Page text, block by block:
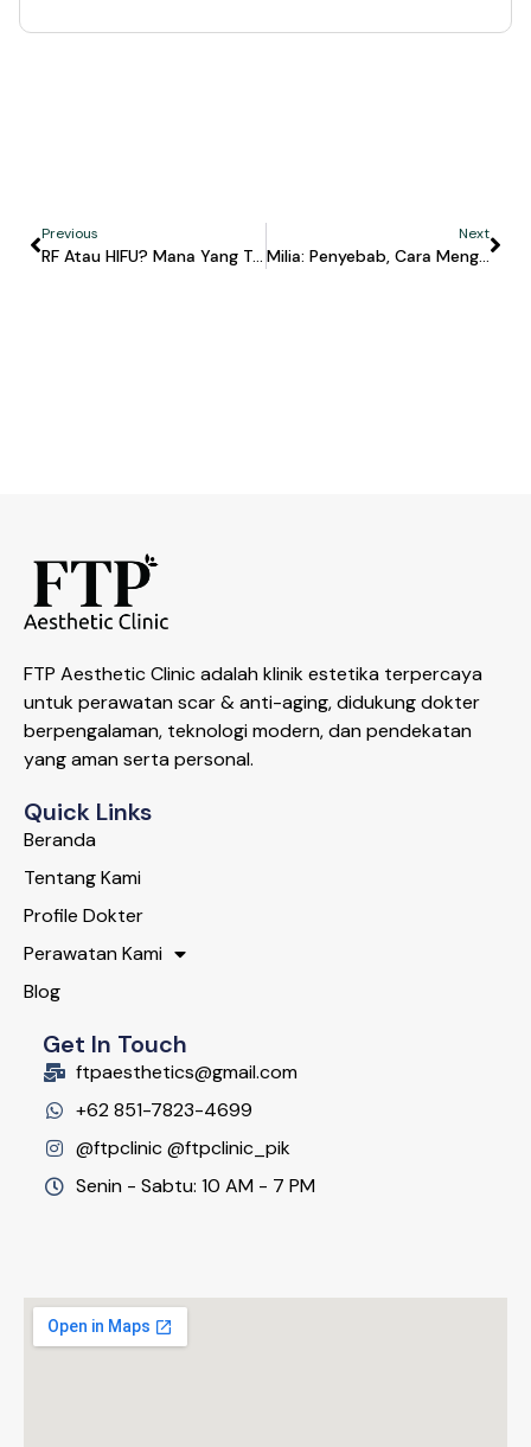
Previous
RF Atau HIFU? Mana Yang Tepat Untuk Kulitmu?
Next
Milia: Penyebab, Cara Menghilangkan, Dan Treatment Aman Di Klinik
FTP Aesthetic Clinic adalah klinik estetika terpercaya
untuk perawatan scar & anti-aging, didukung dokter
berpengalaman, teknologi modern, dan pendekatan
yang aman serta personal.
Quick Links
Beranda
Tentang Kami
Profile Dokter
Perawatan Kami
Blog
Get In Touch
ftpaesthetics@gmail.com
+62 851-7823-4699
@ftpclinic @ftpclinic_pik
Senin - Sabtu: 10 AM - 7 PM